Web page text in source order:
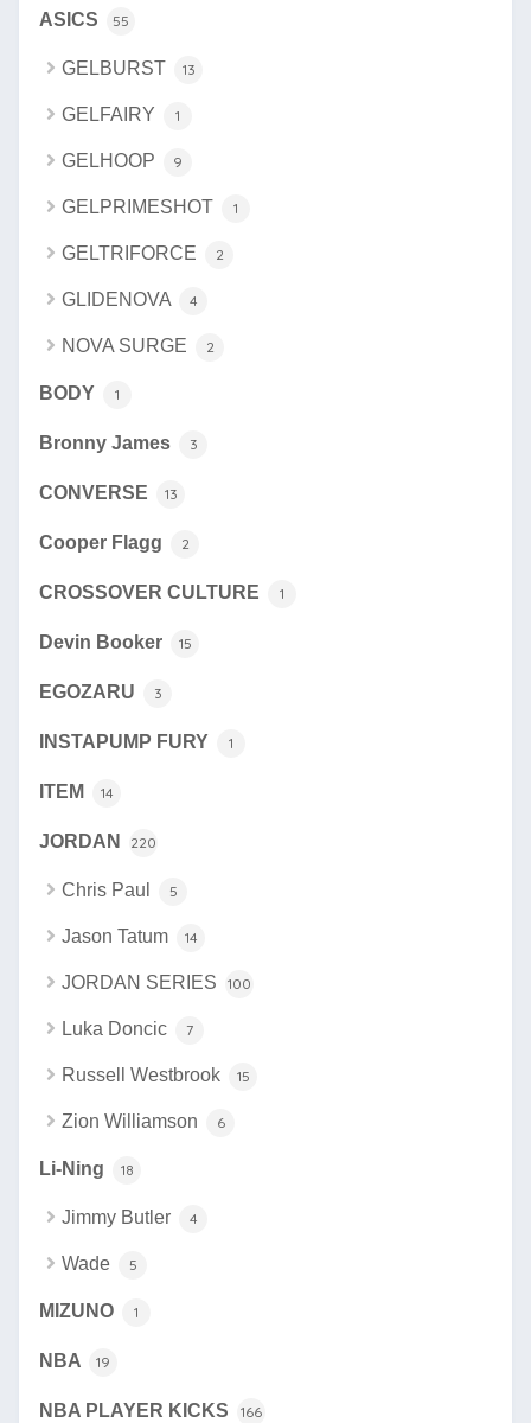
ASICS 55
GELBURST 13
GELFAIRY 1
GELHOOP 9
GELPRIMESHOT 1
GELTRIFORCE 2
GLIDENOVA 4
NOVA SURGE 2
BODY 1
Bronny James 3
CONVERSE 13
Cooper Flagg 2
CROSSOVER CULTURE 1
Devin Booker 15
EGOZARU 3
INSTAPUMP FURY 1
ITEM 14
JORDAN 220
Chris Paul 5
Jason Tatum 14
JORDAN SERIES 100
Luka Doncic 7
Russell Westbrook 15
Zion Williamson 6
Li-Ning 18
Jimmy Butler 4
Wade 5
MIZUNO 1
NBA 19
NBA PLAYER KICKS 166